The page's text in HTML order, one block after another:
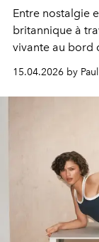
Entre nostalgie
britannique à
vivante au bord
15.04.2026 by